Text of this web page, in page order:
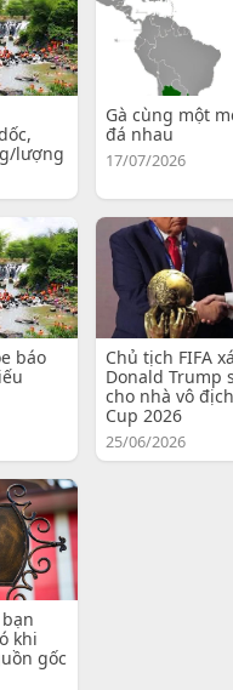
lượng
Gà cùng một
đá nhau
17/07/2026
báo
Chủ tịch FIFA
Donald Trump
cho nhà vô
Cup 2026
25/06/2026
khi
gốc